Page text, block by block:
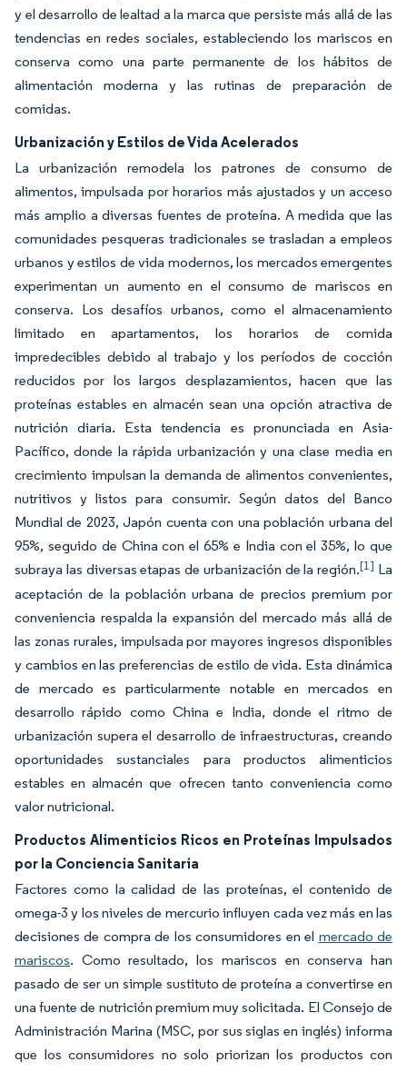
y el desarrollo de lealtad a la marca que persiste más allá de las
tendencias en redes sociales, estableciendo los mariscos en
conserva como una parte permanente de los hábitos de
alimentación moderna y las rutinas de preparación de
comidas.
Urbanización y Estilos de Vida Acelerados
La urbanización remodela los patrones de consumo de
alimentos, impulsada por horarios más ajustados y un acceso
más amplio a diversas fuentes de proteína. A medida que las
comunidades pesqueras tradicionales se trasladan a empleos
urbanos y estilos de vida modernos, los mercados emergentes
experimentan un aumento en el consumo de mariscos en
conserva. Los desafíos urbanos, como el almacenamiento
limitado en apartamentos, los horarios de comida
impredecibles debido al trabajo y los períodos de cocción
reducidos por los largos desplazamientos, hacen que las
proteínas estables en almacén sean una opción atractiva de
nutrición diaria. Esta tendencia es pronunciada en Asia-
Pacífico, donde la rápida urbanización y una clase media en
crecimiento impulsan la demanda de alimentos convenientes,
nutritivos y listos para consumir. Según datos del Banco
Mundial de 2023, Japón cuenta con una población urbana del
95%, seguido de China con el 65% e India con el 35%, lo que
subraya las diversas etapas de urbanización de la región.[1] La
aceptación de la población urbana de precios premium por
conveniencia respalda la expansión del mercado más allá de
las zonas rurales, impulsada por mayores ingresos disponibles
y cambios en las preferencias de estilo de vida. Esta dinámica
de mercado es particularmente notable en mercados en
desarrollo rápido como China e India, donde el ritmo de
urbanización supera el desarrollo de infraestructuras, creando
oportunidades sustanciales para productos alimenticios
estables en almacén que ofrecen tanto conveniencia como
valor nutricional.
Productos Alimenticios Ricos en Proteínas Impulsados
por la Conciencia Sanitaria
Factores como la calidad de las proteínas, el contenido de
omega-3 y los niveles de mercurio influyen cada vez más en las
decisiones de compra de los consumidores en el mercado de
mariscos. Como resultado, los mariscos en conserva han
pasado de ser un simple sustituto de proteína a convertirse en
una fuente de nutrición premium muy solicitada. El Consejo de
Administración Marina (MSC, por sus siglas en inglés) informa
que los consumidores no solo priorizan los productos con